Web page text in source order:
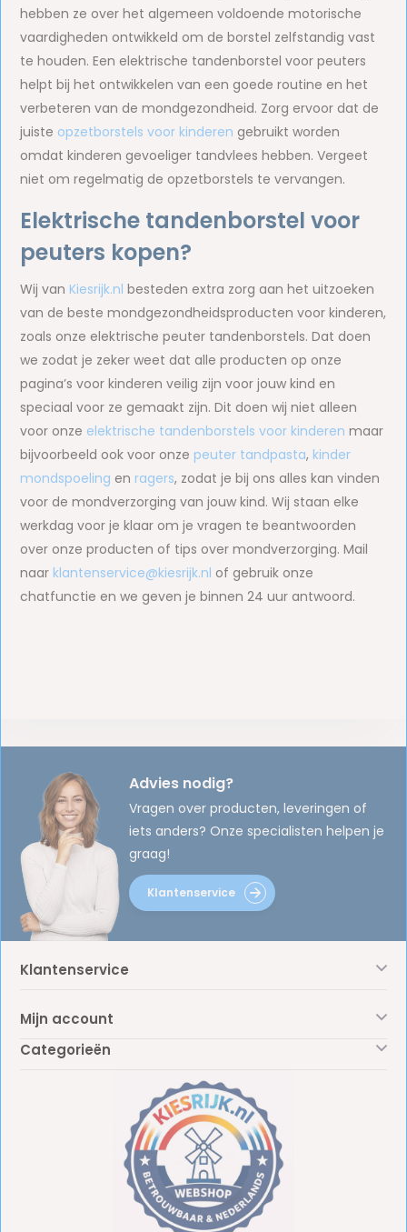
hebben ze over het algemeen voldoende motorische
vaardigheden ontwikkeld om de borstel zelfstandig vast
te houden. Een elektrische tandenborstel voor peuters
helpt bij het ontwikkelen van een goede routine en het
verbeteren van de mondgezondheid. Zorg ervoor dat de
juiste opzetborstels voor kinderen gebruikt worden
omdat kinderen gevoeliger tandvlees hebben. Vergeet
niet om regelmatig de opzetborstels te vervangen.
Elektrische tandenborstel voor
peuters kopen?
Wij van Kiesrijk.nl besteden extra zorg aan het uitzoeken
van de beste mondgezondheidsproducten voor kinderen,
zoals onze elektrische peuter tandenborstels. Dat doen
we zodat je zeker weet dat alle producten op onze
pagina’s voor kinderen veilig zijn voor jouw kind en
speciaal voor ze gemaakt zijn. Dit doen wij niet alleen
voor onze elektrische tandenborstels voor kinderen maar
bijvoorbeeld ook voor onze peuter tandpasta, kinder
mondspoeling en ragers, zodat je bij ons alles kan vinden
voor de mondverzorging van jouw kind. Wij staan elke
werkdag voor je klaar om je vragen te beantwoorden
over onze producten of tips over mondverzorging. Mail
naar klantenservice@kiesrijk.nl of gebruik onze
chatfunctie en we geven je binnen 24 uur antwoord.
Advies nodig?
Vragen over producten, leveringen of
iets anders? Onze specialisten helpen je
graag!
Klantenservice
Klantenservice
Mijn account
Categorieën